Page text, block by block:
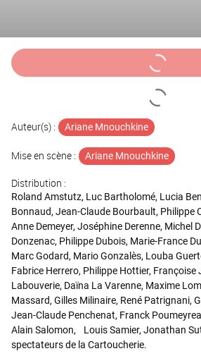
Auteur(s) : Ariane Mnouchkine
Mise en scène : Ariane Mnouchkine
Distribution :
Roland Amstutz, Luc Bartholomé, Lucia
Bonnaud, Jean-Claude Bourbault, Philippe
Anne Demeyer, Joséphine Derenne, Michel
Donzenac, Philippe Dubois, Marie-France
Marc Godard, Mario Gonzalès, Louba
Fabrice Herrero, Philippe Hottier,
Labouverie, Daïna La Varenne, Maxime
Massard, Gilles Milinaire, René Patrignani,
Jean-Claude Penchenat, Franck
Alain Salomon, Louis Samier, Jonathan
spectateurs de la Cartoucherie.